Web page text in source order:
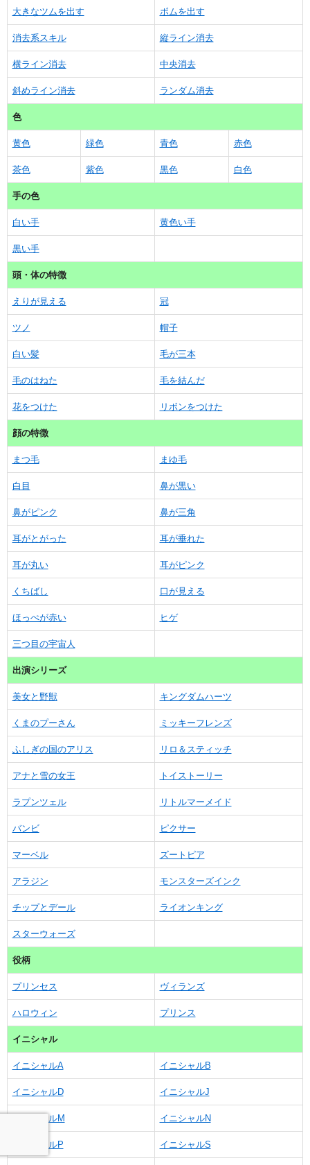
大きなツムを出す ボムを出す
消去系スキル 縦ライン消去
横ライン消去 中央消去
斜めライン消去 ランダム消去
色
黄色 緑色 青色 赤色
茶色 紫色 黒色 白色
手の色
白い手 黄色い手
黒い手
頭・体の特徴
えりが見える 冠
ツノ 帽子
白い髪 毛が三本
毛のはねた 毛を結んだ
花をつけた リボンをつけた
顔の特徴
まつ毛 まゆ毛
白目 鼻が黒い
鼻がピンク 鼻が三角
耳がとがった 耳が垂れた
耳が丸い 耳がピンク
くちばし 口が見える
ほっぺが赤い ヒゲ
三つ目の宇宙人
出演シリーズ
美女と野獣 キングダムハーツ
くまのプーさん ミッキーフレンズ
ふしぎの国のアリス リロ＆スティッチ
アナと雪の女王 トイストーリー
ラプンツェル リトルマーメイド
バンビ ピクサー
マーベル ズートピア
アラジン モンスターズインク
チップとデール ライオンキング
スターウォーズ
役柄
プリンセス ヴィランズ
ハロウィン プリンス
イニシャル
イニシャルA イニシャルB
イニシャルD イニシャルJ
イニシャルM イニシャルN
イニシャルP イニシャルS